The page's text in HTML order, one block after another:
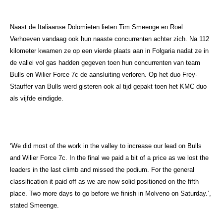
Naast de Italiaanse Dolomieten lieten Tim Smeenge en Roel
Verhoeven vandaag ook hun naaste concurrenten achter zich. Na 112
kilometer kwamen ze op een vierde plaats aan in Folgaria nadat ze in
de vallei vol gas hadden gegeven toen hun concurrenten van team
Bulls en Wilier Force 7c de aansluiting verloren. Op het duo Frey-
Stauffer van Bulls werd gisteren ook al tijd gepakt toen het KMC duo
als vijfde eindigde.
‘We did most of the work in the valley to increase our lead on Bulls
and Wilier Force 7c. In the final we paid a bit of a price as we lost the
leaders in the last climb and missed the podium. For the general
classification it paid off as we are now solid positioned on the fifth
place. Two more days to go before we finish in Molveno on Saturday.’,
stated Smeenge.